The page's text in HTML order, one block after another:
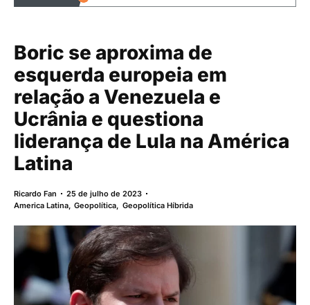
Boric se aproxima de
esquerda europeia em
relação a Venezuela e
Ucrânia e questiona
liderança de Lula na América
Latina
Ricardo Fan
25 de julho de 2023
America Latina,Geopolítica, Geopolítica Híbrida